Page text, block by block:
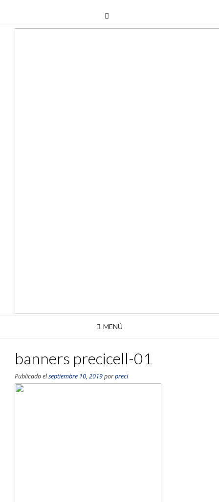
MENÚ
banners precicell-01
Publicado elseptiembre 10, 2019porpreci